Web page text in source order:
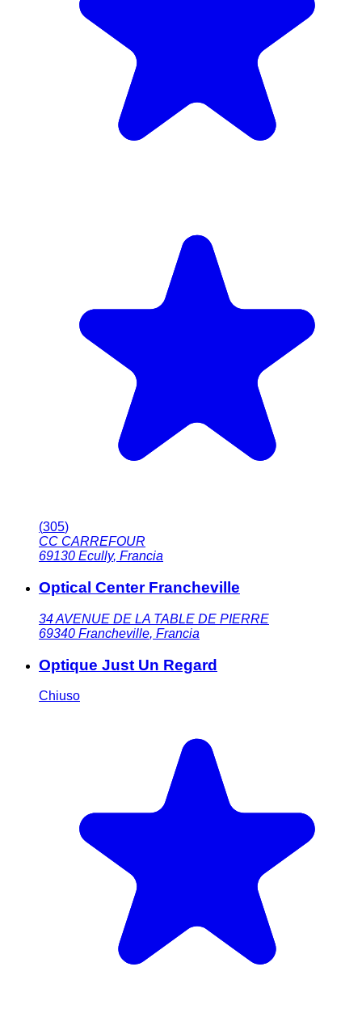
(305)
CC CARREFOUR
69130 Ecully, Francia
Optical Center Francheville
34 AVENUE DE LA TABLE DE PIERRE
69340 Francheville, Francia
Optique Just Un Regard
Chiuso